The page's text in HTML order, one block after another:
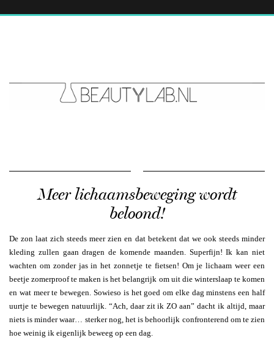
Meer lichaamsbeweging wordt
beloond!
De zon laat zich steeds meer zien en dat betekent dat we ook steeds minder
kleding zullen gaan dragen de komende maanden. Superfijn! Ik kan niet
wachten om zonder jas in het zonnetje te fietsen! Om je lichaam weer een
beetje zomerproof te maken is het belangrijk om uit die winterslaap te komen
en wat meer te bewegen. Sowieso is het goed om elke dag minstens een half
uurtje te bewegen natuurlijk. “Ach, daar zit ik ZO aan” dacht ik altijd, maar
niets is minder waar… sterker nog, het is behoorlijk confronterend om te zien
hoe weinig ik eigenlijk beweeg op een dag.